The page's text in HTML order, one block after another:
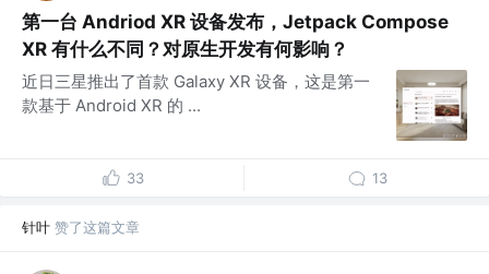
第一台 Andriod XR 设备发布，Jetpack Compose
XR 有什么不同？对原生开发有何影响？
近日三星推出了首款 Galaxy XR 设备，这是第一
款基于 Android XR 的 ...
33 13
针叶 赞了这篇文章